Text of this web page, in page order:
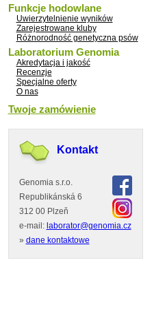
Funkcje hodowlane
Uwierzytelnienie wyników
Zarejestrowane kluby
Różnorodność genetyczna psów
Laboratorium Genomia
Akredytacja i jakość
Recenzje
Specjalne oferty
O nas
Twoje zamówienie
Kontakt
Genomia s.r.o.
Republikánská 6
312 00 Plzeň
e-mail: laborator@genomia.cz
» dane kontaktowe